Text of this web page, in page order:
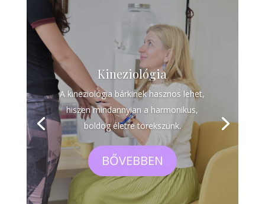
Kineziológia
A kineziológia bárkinek hasznos lehet,
hiszen mindannyian a harmonikus,
boldog életre törekszünk.
BŐVEBBEN